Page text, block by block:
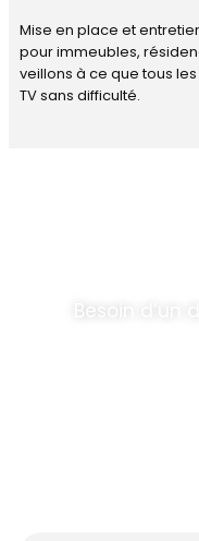
Mise en place et
pour immeubles,
veillons à ce que tous
TV sans difficulté.
Besoin d’un